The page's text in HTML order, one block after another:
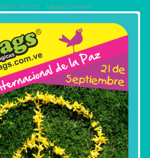
21 09 2012 Leave a comment